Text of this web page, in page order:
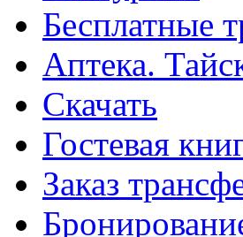
Бесплатные
Аптека.
Скачать
Гостевая
Заказ